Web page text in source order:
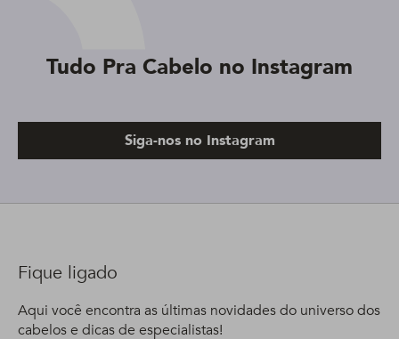
Tudo Pra Cabelo no Instagram
Siga-nos no Instagram
Fique ligado
Aqui você encontra as últimas novidades do universo dos
cabelos e dicas de especialistas!